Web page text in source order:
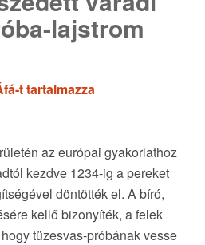
lajstrom
t tartalmazza
az európai gyakorlathoz
kezdve 1234-ig a pereket
döntötték el. A bíró,
kellő bizonyíték, a felek
tüzesvas-próbának vesse